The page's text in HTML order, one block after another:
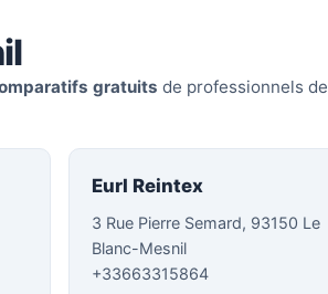
gratuits de professionnels de
Eurl Reintex
3 Rue Pierre Semard, 93150 Le
Blanc-Mesnil
+33663315864